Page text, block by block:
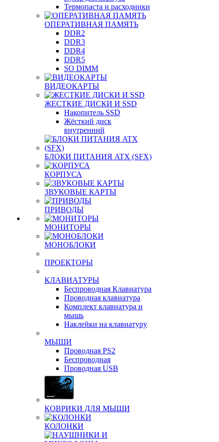
Термопаста и расходники
ОПЕРАТИВНАЯ ПАМЯТЬ
DDR2
DDR3
DDR4
DDR5
SO DIMM
ВИДЕОКАРТЫ
ЖЕСТКИЕ ДИСКИ И SSD
Накопитель SSD
Жёсткий диск
внутренний
БЛОКИ ПИТАНИЯ ATX (SFX)
КОРПУСА
ЗВУКОВЫЕ КАРТЫ
ПРИВОДЫ
МОНИТОРЫ
МОНОБЛОКИ
ПРОЕКТОРЫ
КЛАВИАТУРЫ
Беспроводная Клавиатура
Проводная клавиатура
Комплект клавиатура и
мышь
Наклейки на клавиатуру
МЫШИ
Проводная PS2
Беспроводная
Проводная USB
КОВРИКИ ДЛЯ МЫШИ